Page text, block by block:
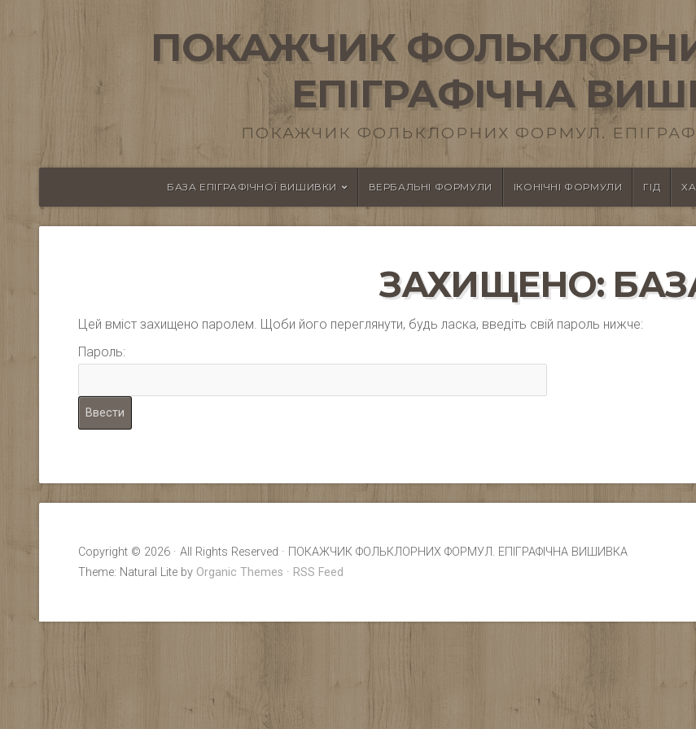
ПОКАЖЧИК
ЕПІГРАФІЧНА
ПОКАЖЧИК ФОЛЬКЛОРНИХ ФОРМУЛ.
БАЗА ЕПІГРАФІЧНОЇ ВИШИВКИ ВЕРБАЛЬНІ ФОРМУЛИ ІКОНІЧНІ ФОРМУЛИ ГІД
ЗАХИЩЕНО:
Цей вміст захищено паролем. Щоби його переглянути, будь ласка, введіть свій пароль нижче:
Пароль:
Copyright © 2026 · All Rights Reserved · ПОКАЖЧИК ФОЛЬКЛОРНИХ ФОРМУЛ. ЕПІГРАФІЧНА ВИШИВКА
Theme: Natural Lite by Organic Themes · RSS Feed